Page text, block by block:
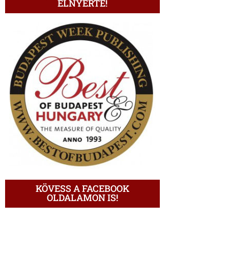
ELNYERTE!
KÖVESS A FACEBOOK
OLDALAMON IS!